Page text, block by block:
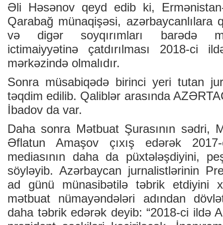
Əli Həsənov qeyd edib ki,
Qarabağ münaqişəsi, azərbaycanlılara
və digər soyqırımları barədə
ictimaiyyətinə çatdırılması 2018-ci
mərkəzində olmalıdır.
Sonra müsabiqədə birinci yeri tutan
təqdim edilib. Qaliblər arasında
İbadov da var.
Daha sonra Mətbuat Şurasının sədri,
Əflatun Amaşov çıxış edərək
mediasının daha da püxtələşdiyini,
söyləyib. Azərbaycan jurnalistlərinin
ad günü münasibətilə təbrik etdiyini
mətbuat nümayəndələri adından
daha təbrik edərək deyib: “2018-ci ildə